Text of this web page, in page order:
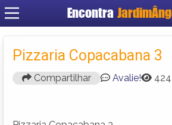
Encontra
Cadastrar
Criar conta
Pizzaria Copacabana 3
Compartilhar Avalie! 424